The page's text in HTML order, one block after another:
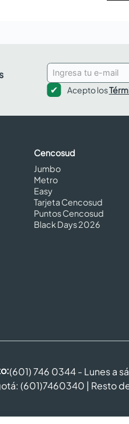
Acepto los
Cencosud
Jumbo
Metro
Easy
Tarjeta Cencosud
Puntos Cencosud
Black Days 2026
(601) 746 0344 - Lunes a
(601)7460340 | Resto